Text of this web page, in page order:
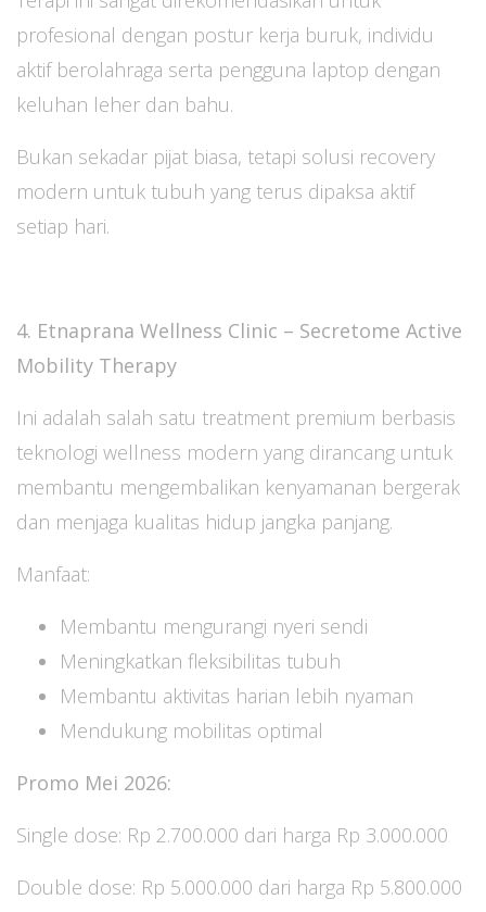
profesional dengan postur kerja buruk, individu
aktif berolahraga serta pengguna laptop dengan
keluhan leher dan bahu.
Bukan sekadar pijat biasa, tetapi solusi recovery
modern untuk tubuh yang terus dipaksa aktif
setiap hari.
4. Etnaprana Wellness Clinic – Secretome Active
Mobility Therapy
Ini adalah salah satu treatment premium berbasis
teknologi wellness modern yang dirancang untuk
membantu mengembalikan kenyamanan bergerak
dan menjaga kualitas hidup jangka panjang.
Manfaat:
Membantu mengurangi nyeri sendi
Meningkatkan fleksibilitas tubuh
Membantu aktivitas harian lebih nyaman
Mendukung mobilitas optimal
Promo Mei 2026:
Single dose: Rp 2.700.000 dari harga Rp 3.000.000
Double dose: Rp 5.000.000 dari harga Rp 5.800.000